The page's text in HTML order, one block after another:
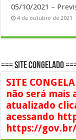
05/10/2021 –
4 de outubro de 2021
=== SITE CONGELADO
SITE
não será mais
atualizado
acessando
https://